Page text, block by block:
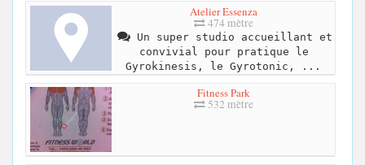
Atelier Essenza
474 mètre
Un super studio accueillant et
convivial pour pratique le
Gyrokinesis, le Gyrotonic, ...
Fitness Park
532 mètre